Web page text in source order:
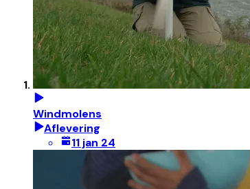
Windmolens
Aflevering
11 jan 24